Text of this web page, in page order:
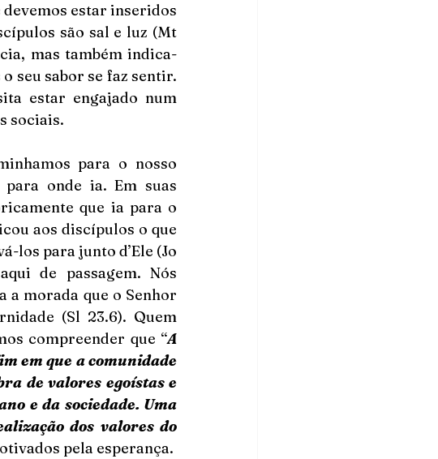
devemos estar inseridos
são sal e luz (Mt
mas também indica-
seu sabor se faz sentir.
estar engajado num
sociais.
para o nosso
onde ia. Em suas
que ia para o
aos discípulos o que
los para junto d’Ele (Jo
de passagem. Nós
a morada que o Senhor
(Sl 23.6). Quem
compreender que “A
em que a comunidade
de valores egoístas e
e da sociedade. Uma
dos valores do
pela esperança.